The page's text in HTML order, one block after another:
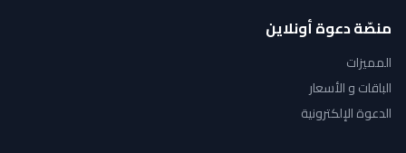
منصّة دعوة أونلاين
المميزات
الباقات و الأسعار
الدعوة الإلكترونية